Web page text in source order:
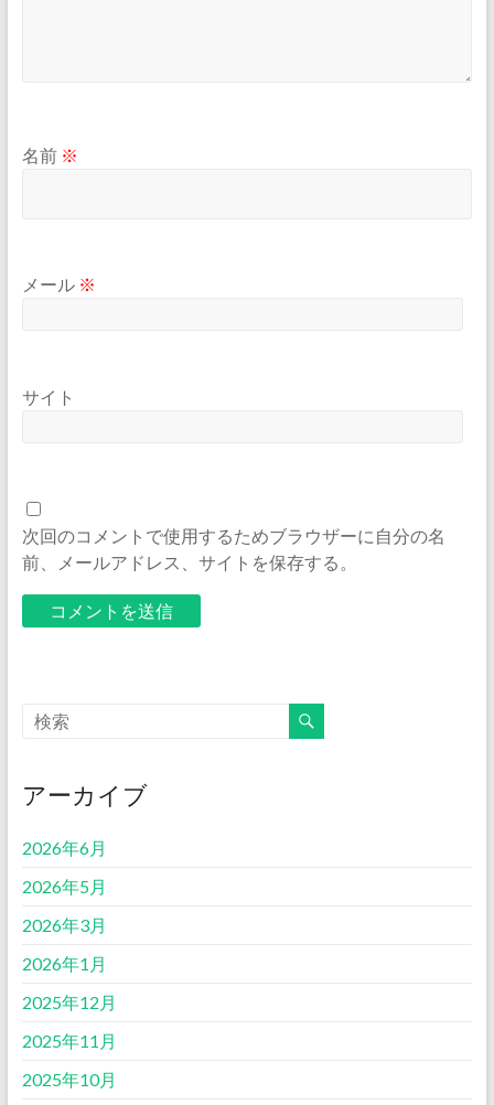
名前 ※
メール ※
サイト
次回のコメントで使用するためブラウザーに自分の名
前、メールアドレス、サイトを保存する。
アーカイブ
2026年6月
2026年5月
2026年3月
2026年1月
2025年12月
2025年11月
2025年10月